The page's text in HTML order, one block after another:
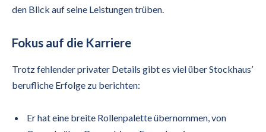
den Blick auf seine Leistungen trüben.
Fokus auf die Karriere
Trotz fehlender privater Details gibt es viel über Stockhaus’
berufliche Erfolge zu berichten:
Er hat eine breite Rollenpalette übernommen, von